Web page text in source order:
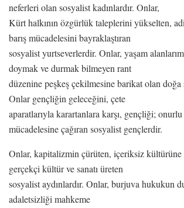
neferleri olan sosyalist kadınlardır. Onlar,
Kürt halkının özgürlük taleplerini yükselten,
barış mücadelesini bayraklaştıran
sosyalist yurtseverlerdir. Onlar, yaşam
doymak ve durmak bilmeyen rant
düzenine peşkeş çekilmesine barikat olan doğa
Onlar gençliğin geleceğini, çete
aparatlarıyla karartanlara karşı, gençliği;
mücadelesine çağıran sosyalist gençlerdir.
Onlar, kapitalizmin çürüten, içeriksiz kültürüne
gerçekçi kültür ve sanatı üreten
sosyalist aydınlardır. Onlar, burjuva hukukun
adaletsizliği mahkeme